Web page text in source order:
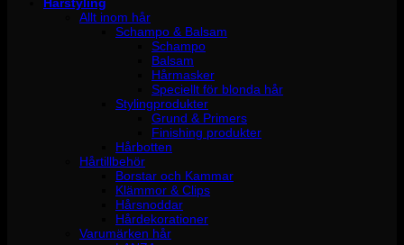
Allt inom hår
Schampo & Balsam
Schampo
Balsam
Hårmasker
Speciellt för blonda hår
Stylingprodukter
Grund & Primers
Finishing produkter
Hårbotten
Hårtillbehör
Borstar och Kammar
Klämmor & Clips
Hårsnoddar
Hårdekorationer
Varumärken hår